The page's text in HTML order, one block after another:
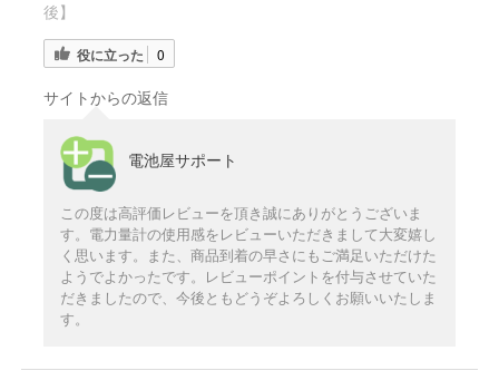
後】
役に立った 0
サイトからの返信
電池屋サポート
この度は高評価レビューを頂き誠にありがとうございま
す。電力量計の使用感をレビューいただきまして大変嬉し
く思います。また、商品到着の早さにもご満足いただけた
ようでよかったです。レビューポイントを付与させていた
だきましたので、今後ともどうぞよろしくお願いいたしま
す。